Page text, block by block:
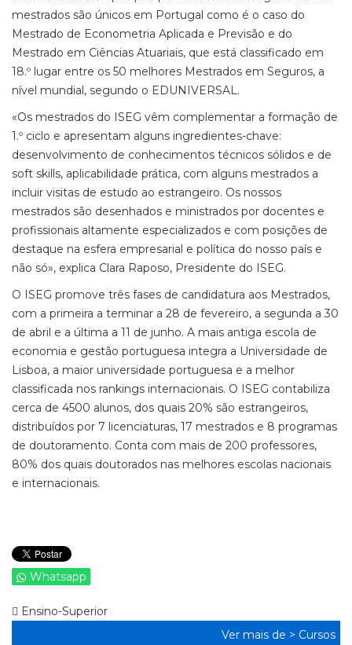
mestrados são únicos em Portugal como é o caso do
Mestrado de Econometria Aplicada e Previsão e do
Mestrado em Ciências Atuariais, que está classificado em
18.º lugar entre os 50 melhores Mestrados em Seguros, a
nível mundial, segundo o EDUNIVERSAL.
«Os mestrados do ISEG vêm complementar a formação de
1.º ciclo e apresentam alguns ingredientes-chave:
desenvolvimento de conhecimentos técnicos sólidos e de
soft skills, aplicabilidade prática, com alguns mestrados a
incluir visitas de estudo ao estrangeiro. Os nossos
mestrados são desenhados e ministrados por docentes e
profissionais altamente especializados e com posições de
destaque na esfera empresarial e política do nosso país e
não só», explica Clara Raposo, Presidente do ISEG.
O ISEG promove três fases de candidatura aos Mestrados,
com a primeira a terminar a 28 de fevereiro, a segunda a 30
de abril e a última a 11 de junho. A mais antiga escola de
economia e gestão portuguesa integra a Universidade de
Lisboa, a maior universidade portuguesa e a melhor
classificada nos rankings internacionais. O ISEG contabiliza
cerca de 4500 alunos, dos quais 20% são estrangeiros,
distribuídos por 7 licenciaturas, 17 mestrados e 8 programas
de doutoramento. Conta com mais de 200 professores,
80% dos quais doutorados nas melhores escolas nacionais
e internacionais.
Whatsapp
Ensino-Superior
Ver mais de > Cursos